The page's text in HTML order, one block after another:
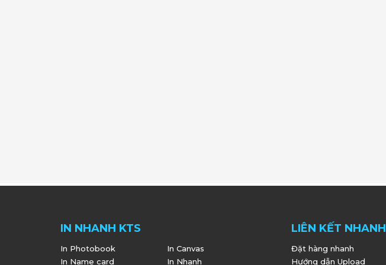
IN NHANH KTS
In Photobook
In Canvas
In Name card
In Nhanh
LIÊN KẾT NHANH
Đặt hàng nhanh
Hướng dẫn Upload